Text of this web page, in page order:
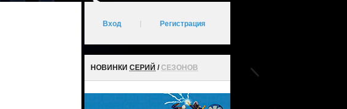
Вход Регистрация
НОВИНКИ СЕРИЙ /СЕЗОНОВ